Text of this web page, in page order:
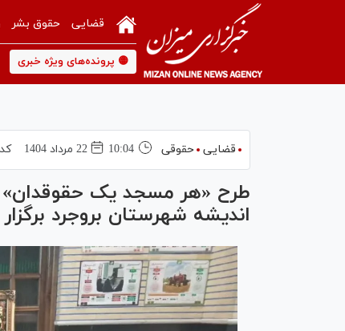
قضایی حقوق بشر
🟡 پرونده‌های ویژه خبری
قضایی حقوقی 10:04 22 مرداد 1404
طرح «هر مسجد یک
اندیشه شهرستان بروجرد